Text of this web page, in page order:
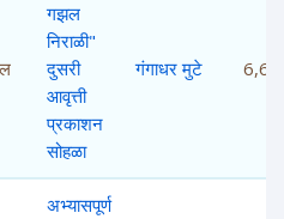
गझल
निराळी"
दुसरी
आवृत्ती
प्रकाशन
सोहळा
गंगाधर मुटे
अभ्यासपूर्ण